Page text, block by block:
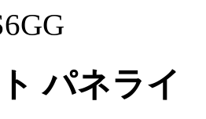
パネライ